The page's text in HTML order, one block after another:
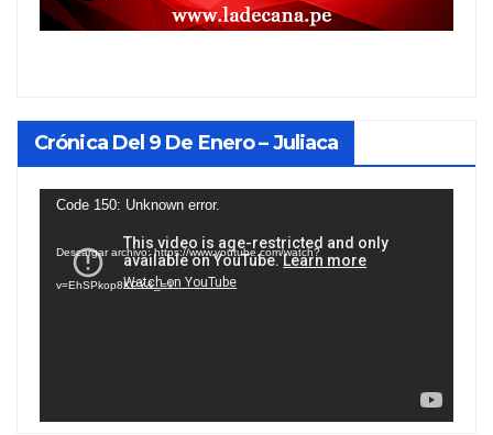
Crónica Del 9 De Enero – Juliaca
Reproductor
vídeo
Code 150: Unknown error.
Descargar archivo: https://www.youtube.com/watch?
v=EhSPkop8KPY&_=1